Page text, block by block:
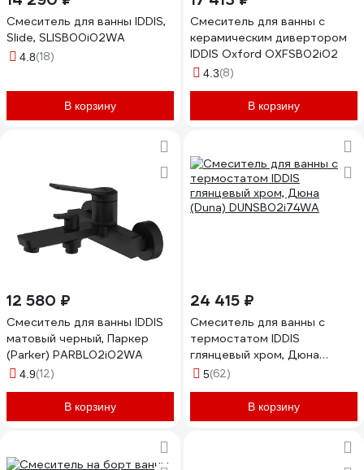
Смеситель для ванны IDDIS,
Slide, SLISB00i02WA
4.8(18)
В корзину
Смеситель для ванны с
керамическим дивертором
IDDIS Oxford OXFSB02i02
4.3(8)
В корзину
12 580 ₽
Смеситель для ванны IDDIS
матовый черный, Паркер
(Parker) PARBL02i02WA
4.9(12)
В корзину
24 415 ₽
Смеситель для ванны с
термостатом IDDIS
глянцевый хром, Дюна
(Duna) DUNSB02i74WA
5(62)
В корзину